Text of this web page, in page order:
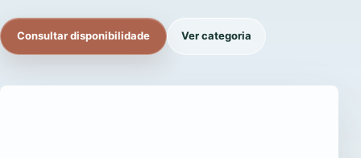
Consultar disponibilidade Ver categoria